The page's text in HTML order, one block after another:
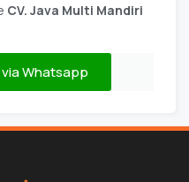
CV. Java Multi Mandiri
Whatsapp